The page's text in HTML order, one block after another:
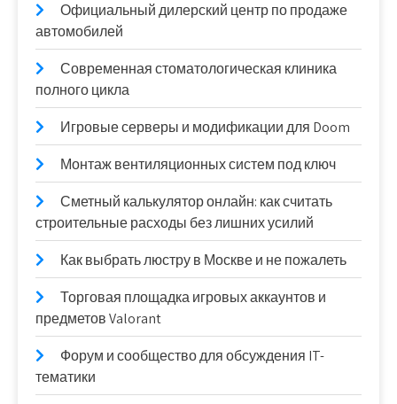
Официальный дилерский центр по продаже
автомобилей
Современная стоматологическая клиника
полного цикла
Игровые серверы и модификации для Doom
Монтаж вентиляционных систем под ключ
Сметный калькулятор онлайн: как считать
строительные расходы без лишних усилий
Как выбрать люстру в Москве и не пожалеть
Торговая площадка игровых аккаунтов и
предметов Valorant
Форум и сообщество для обсуждения IT-
тематики